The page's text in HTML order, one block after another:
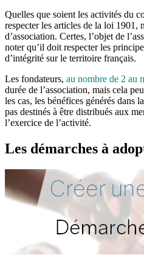
Quelles que soient les activités du
respecter les articles de la loi 1901,
d’association. Certes, l’objet de
noter qu’il doit respecter les
d’intégrité sur le territoire français.
Les fondateurs, au nombre de 2 au
durée de l’association, mais cela
les cas, les bénéfices générés dans
pas destinés à être distribués aux
l’exercice de l’activité.
Les démarches à